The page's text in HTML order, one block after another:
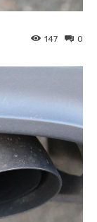
0
147